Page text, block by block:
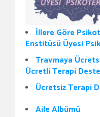
İllere Göre
Enstitüsü Üyesi
Travmaya
Ücretli Terapi
Ücretsiz Terapi
Aile Albümü